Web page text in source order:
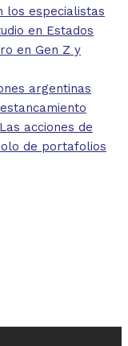
los especialistas
en Estados
en Gen Z y
argentinas
acciones de
de portafolios